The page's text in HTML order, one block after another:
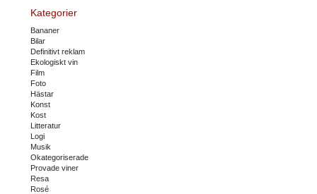
Kategorier
Bananer
Bilar
Definitivt reklam
Ekologiskt vin
Film
Foto
Hästar
Konst
Kost
Litteratur
Logi
Musik
Okategoriserade
Provade viner
Resa
Rosé